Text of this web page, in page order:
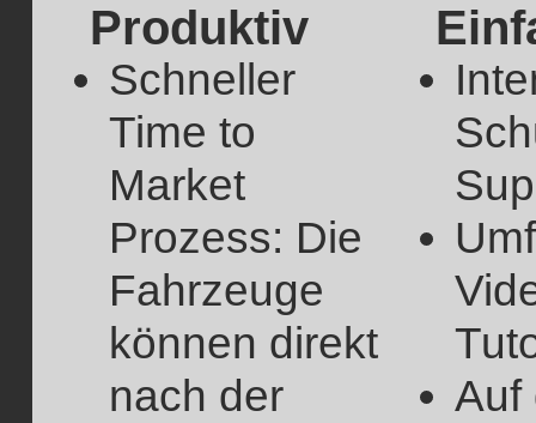
Produktiv
Schneller
Time to
Market
Prozess: Die
Fahrzeuge
können direkt
nach der
Auf